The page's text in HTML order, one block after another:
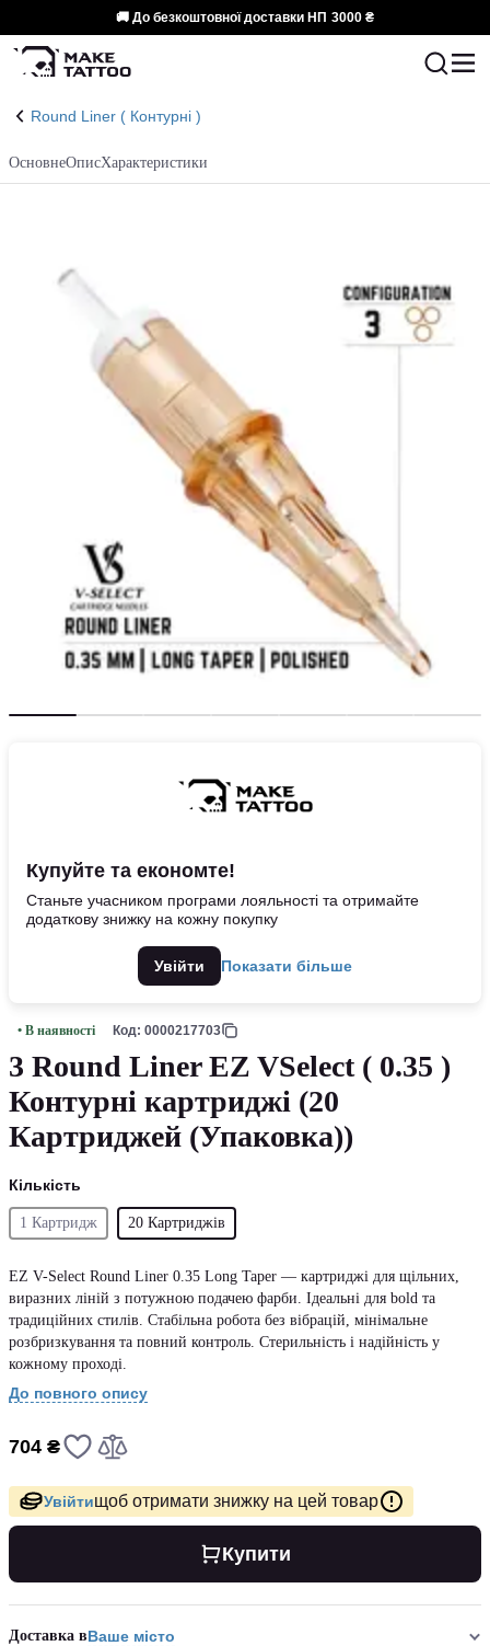
🚚 До безкоштовної доставки НП 3000 ₴
Round Liner ( Контурні )
ОсновнеОписХарактеристики
Купуйте та економте!
Станьте учасником програми лояльності та отримайте
додаткову знижку на кожну покупку
Увійти Показати більше
• В наявності Код: 0000217703
3 Round Liner EZ VSelect ( 0.35 )
Контурні картриджі (20
Картриджей (Упаковка))
Кількість
1 Картридж 20 Картриджів
EZ V-Select Round Liner 0.35 Long Taper — картриджі для щільних,
виразних ліній з потужною подачею фарби. Ідеальні для bold та
традиційних стилів. Стабільна робота без вібрацій, мінімальне
розбризкування та повний контроль. Стерильність і надійність у
кожному проході.
До повного опису
704 ₴
Увійтищоб отримати знижку на цей товар
Купити
Доставка вВаше місто